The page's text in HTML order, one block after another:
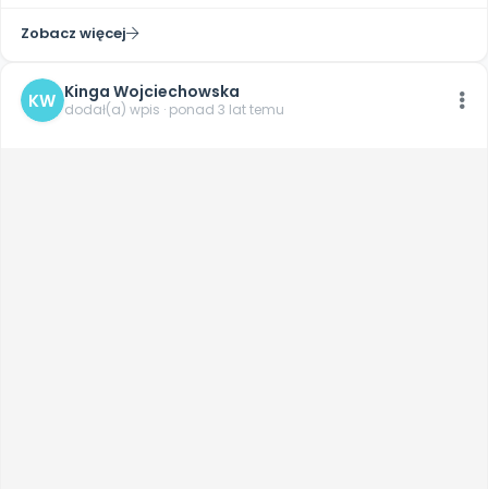
Zobacz więcej
KW Kinga Wojciechowska
dodał(a) wpis · ponad 3 lat temu